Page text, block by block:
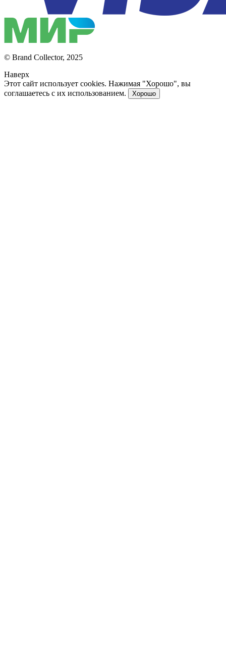
© Brand Collector, 2025
Наверх
Этот сайт использует cookies. Нажимая "Хорошо", вы
соглашаетесь с их использованием.
Хорошо